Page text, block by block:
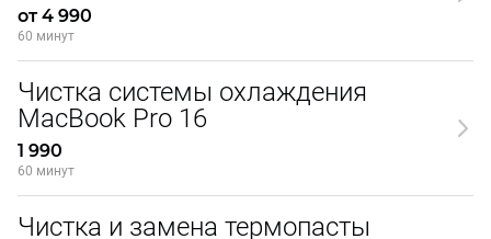
от 4 990
60 минут
Чистка системы охлаждения
MacBook Pro 16
1 990
60 минут
Чистка и замена термопасты